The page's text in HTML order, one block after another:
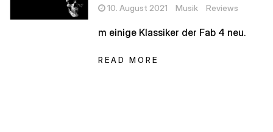
10. August 2021 Musik Reviews
m einige Klassiker der Fab 4 neu.
READ MORE